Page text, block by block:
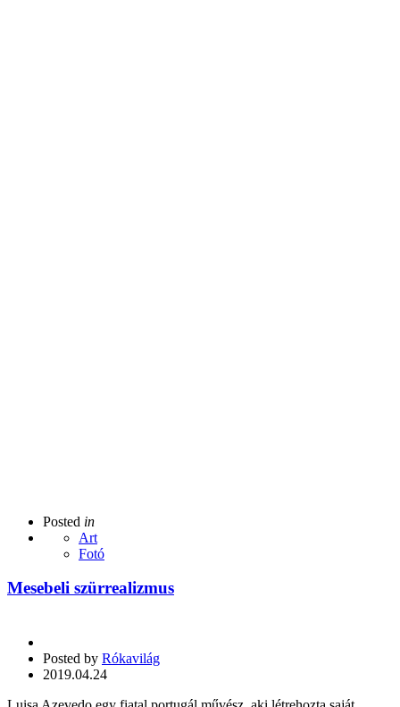
Posted in
Art
Fotó
Mesebeli szürrealizmus
Posted by Rókavilág
2019.04.24